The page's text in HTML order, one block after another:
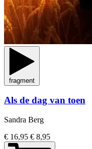
fragment
Als de dag van toen
Sandra Berg
€ 16,95 € 8,95